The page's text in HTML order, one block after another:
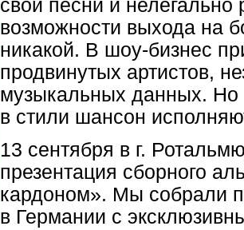
свои песни и нелегально
возможности выхода на
никакой. В шоу-бизнес
продвинутых артистов,
музыкальных данных. Но
в стили шансон
13 сентября в г.
презентация сборного
кардоном». Мы собрали
в Германии с